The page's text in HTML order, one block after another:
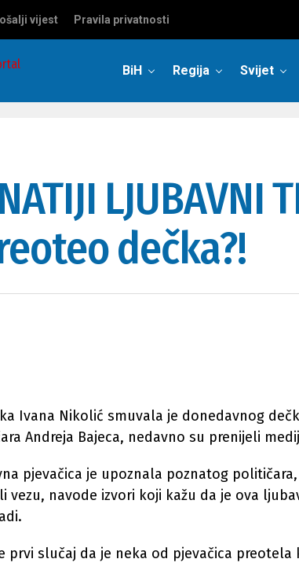
vijest Pravila privatnosti
BiH Regija Svijet
LJUBAVNI
dečka?!
Ivana Nikolić smuvala je donedavnog
Andreja Bajeca, nedavno su prenijeli
pjevačica je upoznala poznatog
vezu, navode izvori koji kažu da je ova
prvi slučaj da je neka od pjevačica preotela